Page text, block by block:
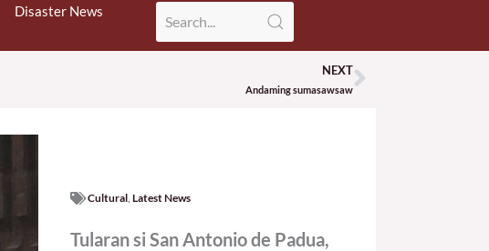
Disaster News
NEXT
Andaming sumasawsawNext
Cultural, Latest News
Tularan si San Antonio de Padua,